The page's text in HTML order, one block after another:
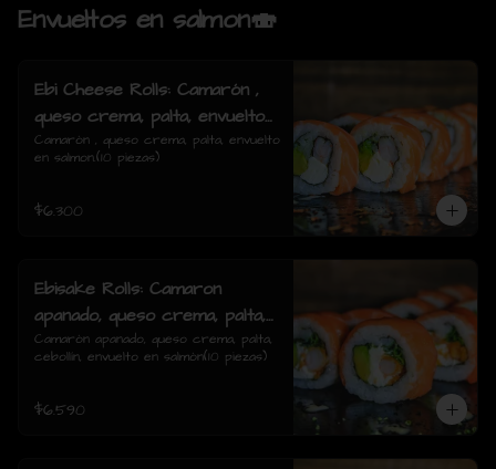
Envueltos en salmon🍣
Ebi Cheese Rolls: Camarón ,
queso crema, palta, envuelto
en salmon.
Camarón , queso crema, palta, envuelto
en salmon.(10 piezas)
$6.300
Ebisake Rolls: Camaron
apanado, queso crema, palta,
cebollin, envuelto en salmon
Camarón apanado, queso crema, palta,
cebollín, envuelto en salmón(10 piezas)
$6.590